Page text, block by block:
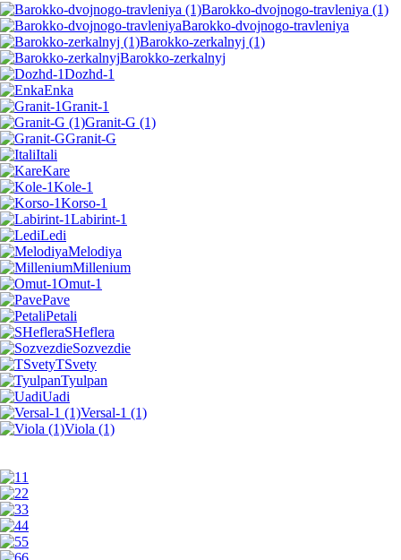
Barokko-dvojnogo-travleniya (1)
Barokko-dvojnogo-travleniya
Barokko-zerkalnyj (1)
Barokko-zerkalnyj
Dozhd-1
Enka
Granit-1
Granit-G (1)
Granit-G
Itali
Kare
Kole-1
Korso-1
Labirint-1
Ledi
Melodiya
Millenium
Omut-1
Pave
Petali
SHeflera
Sozvezdie
TSvety
Tyulpan
Uadi
Versal-1 (1)
Viola (1)
1
2
3
4
5